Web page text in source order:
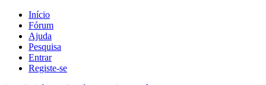
Início
Fórum
Ajuda
Pesquisa
Entrar
Registe-se